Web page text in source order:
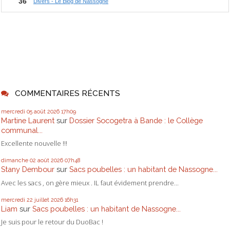
COMMENTAIRES RÉCENTS
mercredi 05 août 2026 17h09
Martine Laurent sur Dossier Socogetra à Bande : le Collège
communal...
Excellente nouvelle !!!
dimanche 02 août 2026 07h48
Stany Dembour sur Sacs poubelles : un habitant de Nassogne...
Avec les sacs , on gère mieux . IL faut évidement prendre...
mercredi 22 juillet 2026 16h31
Liam sur Sacs poubelles : un habitant de Nassogne...
Je suis pour le retour du DuoBac !